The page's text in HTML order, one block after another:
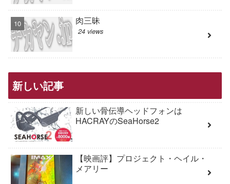
肉三昧
24 views
新しい記事
新しい骨伝導ヘッドフォンは
HACRAYのSeaHorse2
【映画評】プロジェクト・ヘイル・
メアリー